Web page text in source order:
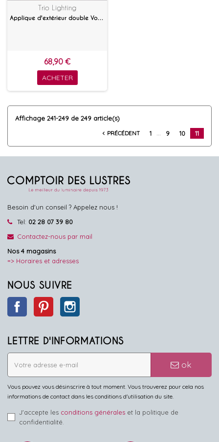
Trio Lighting
Applique d'extérieur double Volga
68,90 €
ACHETER
Affichage 241-249 de 249 article(s)
navigate_before PRÉCÉDENT 1 9 10 11
Besoin d'un conseil ? Appelez nous !
Tel: 02 28 07 39 80
Contactez-nous par mail
Nos 4 magasins
=> Horaires et adresses
NOUS SUIVRE
Facebook Pinterest
LETTRE D'INFORMATIONS
ok
Vous pouvez vous désinscrire à tout moment. Vous trouverez pour cela nos
informations de contact dans les conditions d'utilisation du site.
J'accepte les conditions générales et la politique de
confidentialité.